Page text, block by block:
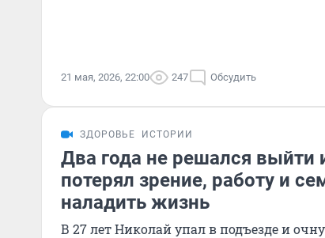
21 мая, 2026, 22:00 247 Обсудить
ЗДОРОВЬЕ ИСТОРИИ
Два года не решался выйти
потерял зрение, работу и
наладить жизнь
В 27 лет Николай упал в подъезде и